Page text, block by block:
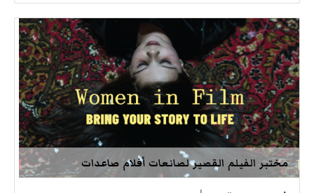
مختبر الفيلم القصير لصانعات أفلام صاعدات